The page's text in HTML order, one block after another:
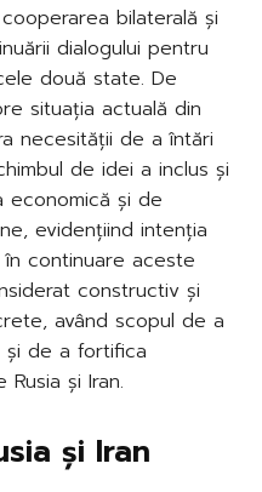
bilaterală și
dialogului pentru
două state. De
situația actuală din
necesității de a întări
de idei a inclus și
și de
evidențiind intenția
continuare aceste
constructiv și
având scopul de a
și de a fortifica
și Iran.
și Iran